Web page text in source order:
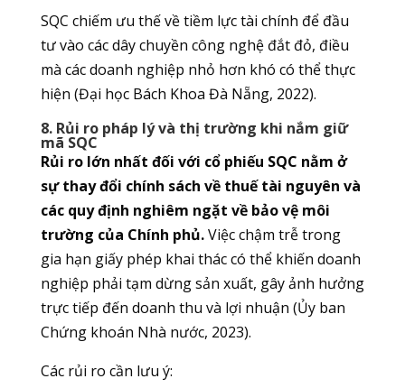
SQC chiếm ưu thế về tiềm lực tài chính để đầu
tư vào các dây chuyền công nghệ đắt đỏ, điều
mà các doanh nghiệp nhỏ hơn khó có thể thực
hiện (Đại học Bách Khoa Đà Nẵng, 2022).
8. Rủi ro pháp lý và thị trường khi nắm giữ
mã SQC
Rủi ro lớn nhất đối với cổ phiếu SQC nằm ở
sự thay đổi chính sách về thuế tài nguyên và
các quy định nghiêm ngặt về bảo vệ môi
trường của Chính phủ.Việc chậm trễ trong
gia hạn giấy phép khai thác có thể khiến doanh
nghiệp phải tạm dừng sản xuất, gây ảnh hưởng
trực tiếp đến doanh thu và lợi nhuận (Ủy ban
Chứng khoán Nhà nước, 2023).
Các rủi ro cần lưu ý: